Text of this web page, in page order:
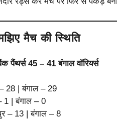
मैच की स्थिति
पैंथर्स 45 – 41 बंगाल वॉरियर्स
28 | बंगाल – 29
1 | बंगाल – 0
– 13 | बंगाल – 8